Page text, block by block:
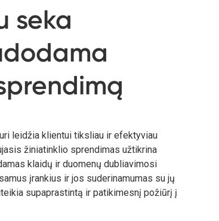
seka
leidžia klientui tiksliau ir efektyviau
žiniatinklio sprendimas užtikrina
klaidų ir duomenų dubliavimosi
įrankius ir jos suderinamumas su jų
supaprastintą ir patikimesnį požiūrį į